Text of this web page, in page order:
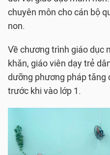
chuyên môn cho cán bộ
non.
Về chương trình giáo dục
khăn, giáo viên dạy trẻ
dưỡng phương pháp tăng
trước khi vào lớp 1.